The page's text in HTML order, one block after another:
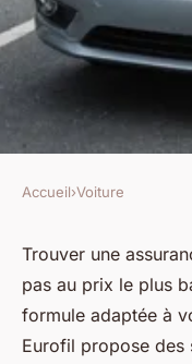
Assurance
comment
idéale ?
Accueil›Voiture
Trouver une
pas au prix le plus
formule adaptée à
Eurofil propose